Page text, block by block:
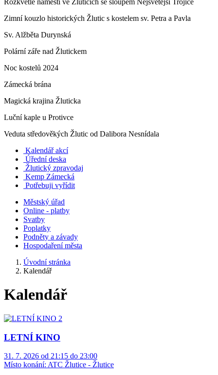
Rozkvetlé náměstí ve Žluticích se sloupem Nejsvětější Trojice
Zimní kouzlo historických Žlutic s kostelem sv. Petra a Pavla
Sv. Alžběta Durynská
Polární záře nad Žlutickem
Noc kostelů 2024
Zámecká brána
Magická krajina Žluticka
Luční kaple u Protivce
Veduta středověkých Žlutic od Dalibora Nesnídala
Kalendář akcí
Úřední deska
Žlutický zpravodaj
Kemp Zámecká
Potřebuji vyřídit
Městský úřad
Online - platby
Svatby
Poplatky
Podněty a závady
Hospodaření města
Úvodní stránka
Kalendář
Kalendář
LETNÍ KINO
31. 7. 2026 od 21:15 do 23:00
Místo konání: ATC Žlutice - Žlutice